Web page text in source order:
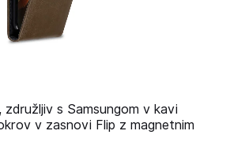
združljiv s Samsungom v kavi
v zasnovi Flip z magnetnim